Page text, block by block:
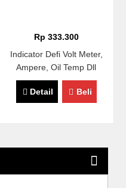
Rp 333.300
Indicator Defi Volt Meter,
Ampere, Oil Temp Dll
Detail Beli